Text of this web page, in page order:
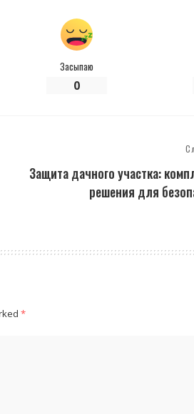
Засыпаю
0
Защита дачного участка:
решения для
*